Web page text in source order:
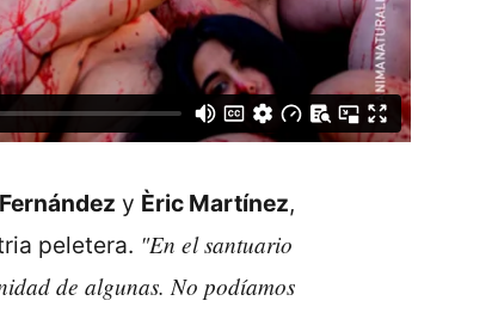
y Èric Martínez,
peletera. "En el santuario
de algunas. No podíamos